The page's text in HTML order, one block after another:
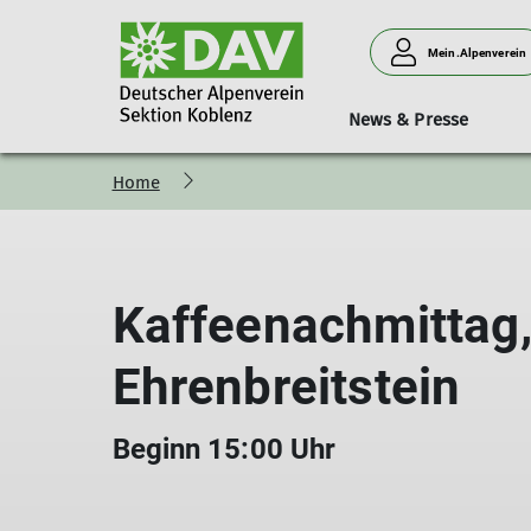
Mein.Alpenverein
News & Presse
Neues aus der Sektion
Geschäftsstelle Personen
Vorträge Kurse & Touren
Bergsteigen Donnerstagssport Familien
Hütten Verleih
Home
Ehrenbreitstein
Beginn 15:00 Uhr